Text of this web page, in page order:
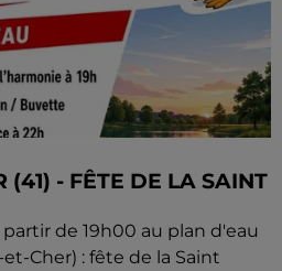
(41) - FÊTE DE LA SAINT
de 19h00 au plan d'eau
Cher) : fête de la Saint